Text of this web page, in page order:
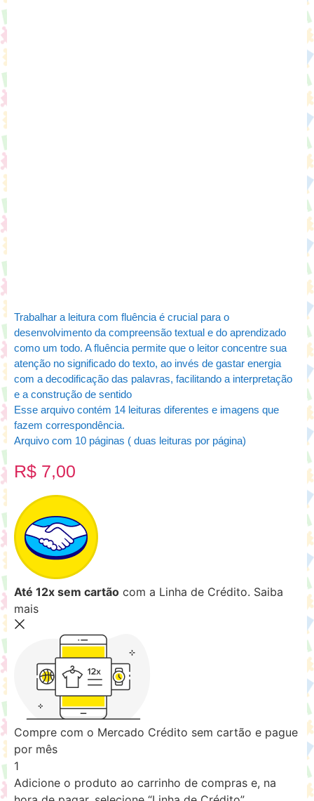
Trabalhar a leitura com fluência é crucial para o
desenvolvimento da compreensão textual e do aprendizado
como um todo. A fluência permite que o leitor concentre sua
atenção no significado do texto, ao invés de gastar energia
com a decodificação das palavras, facilitando a interpretação
e a construção de sentido
Esse arquivo contém 14 leituras diferentes e imagens que
fazem correspondência.
Arquivo com 10 páginas ( duas leituras por página)
R$ 7,00
Até 12x sem cartão com a Linha de Crédito. Saiba
mais
Compre com o Mercado Crédito sem cartão e pague
por mês
1
Adicione o produto ao carrinho de compras e, na